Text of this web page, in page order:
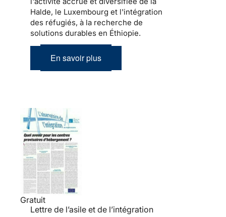
Halde, le Luxembourg et l'intégration
des réfugiés, à la recherche de
solutions durables en Éthiopie.
En savoir plus
Gratuit
Lettre de l’asile et de l’intégration